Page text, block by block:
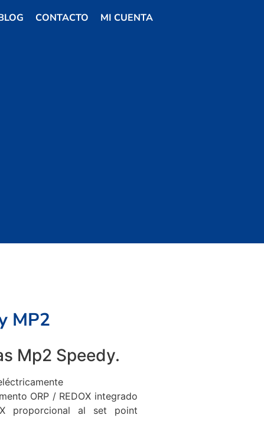
CONTACTO MI CUENTA
MP2
Mp2 Speedy.
ORP / REDOX integrado
proporcional al set point